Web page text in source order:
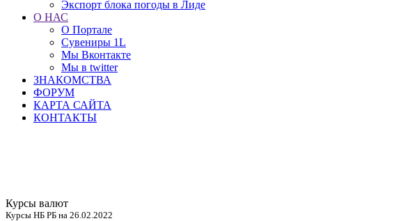
Экспорт блока погоды в Лиде
О НАС
О Портале
Сувениры 1L
Мы Вконтакте
Мы в twitter
ЗНАКОМСТВА
ФОРУМ
КАРТА САЙТА
КОНТАКТЫ
Курсы валют
Курсы НБ РБ на 26.02.2022